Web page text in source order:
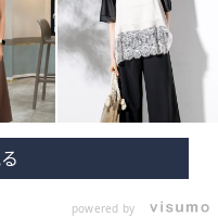
powered by